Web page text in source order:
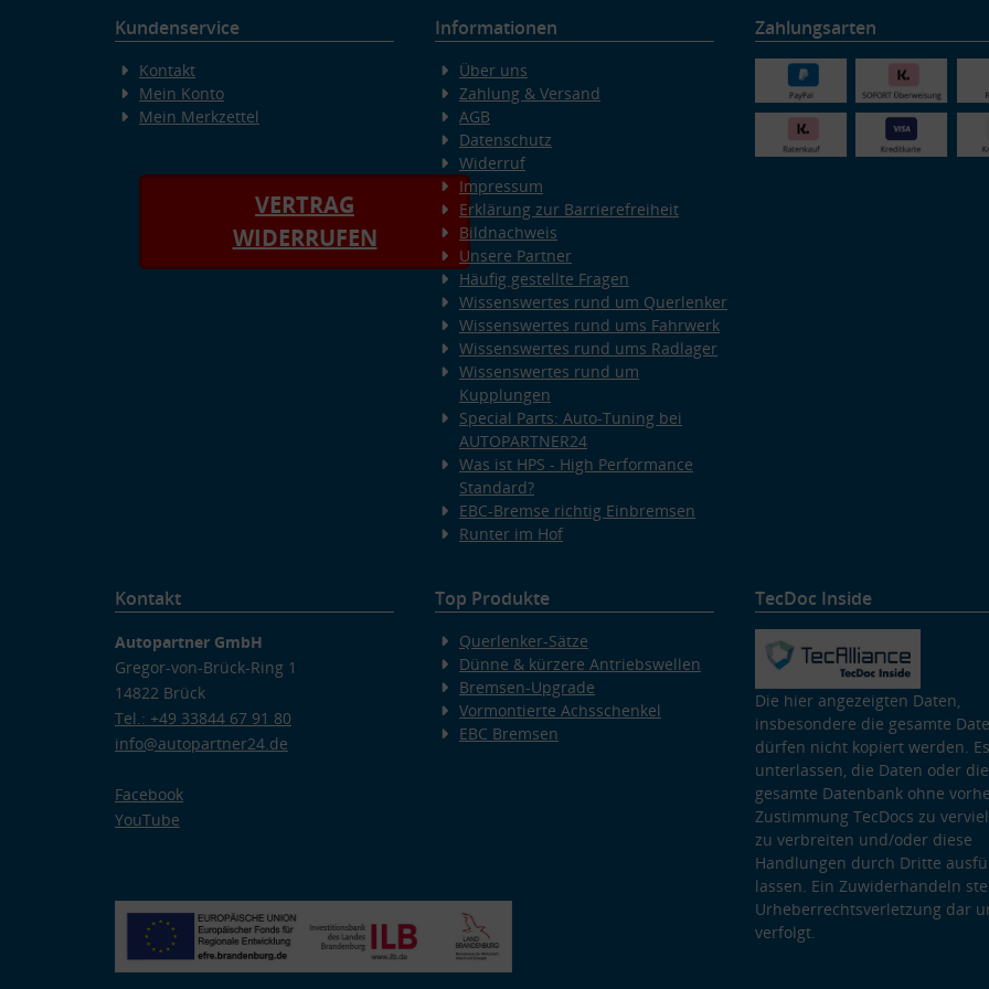
Kundenservice
Kontakt
Mein Konto
Mein Merkzettel
VERTRAG
WIDERRUFEN
Informationen
Über uns
Zahlung & Versand
AGB
Datenschutz
Widerruf
Impressum
Erklärung zur Barrierefreiheit
Bildnachweis
Unsere Partner
Häufig gestellte Fragen
Wissenswertes rund um Querlenker
Wissenswertes rund ums Fahrwerk
Wissenswertes rund ums Radlager
Wissenswertes rund um
Kupplungen
Special Parts: Auto-Tuning bei
AUTOPARTNER24
Was ist HPS - High Performance
Standard?
EBC-Bremse richtig Einbremsen
Runter im Hof
Zahlungsarten
Kontakt
Autopartner GmbH
Gregor-von-Brück-Ring 1
14822 Brück
Tel.: +49 33844 67 91 80
info@autopartner24.de
Facebook
YouTube
Top Produkte
Querlenker-Sätze
Dünne & kürzere Antriebswellen
Bremsen-Upgrade
Vormontierte Achsschenkel
EBC Bremsen
TecDoc Inside
Die hier angezeigten Daten,
insbesondere die gesamte
dürfen nicht kopiert werden.
unterlassen, die Daten oder die
gesamte Datenbank ohne
Zustimmung TecDocs zu
zu verbreiten und/oder diese
Handlungen durch Dritte
lassen. Ein Zuwiderhandeln
Urheberrechtsverletzung dar
verfolgt.